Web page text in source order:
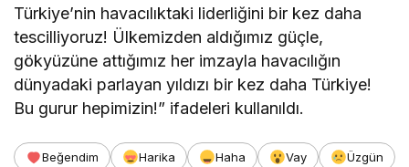
Türkiye’nin havacılıktaki liderliğini bir kez daha
tescilliyoruz! Ülkemizden aldığımız güçle,
gökyüzüne attığımız her imzayla havacılığın
dünyadaki parlayan yıldızı bir kez daha Türkiye!
Bu gurur hepimizin!” ifadeleri kullanıldı.
Beğendim Harika Haha Vay
Üzgün